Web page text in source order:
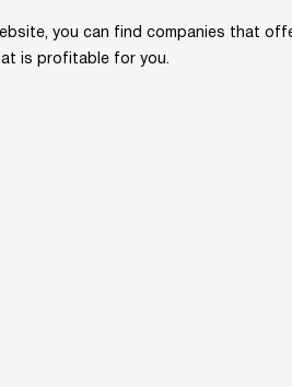
you can find companies that
is profitable for you.